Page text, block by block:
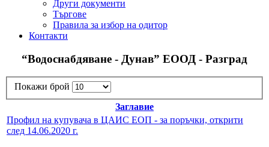
Други документи
Търгове
Правила за избор на одитор
Контакти
“Водоснабдяване - Дунав” ЕООД - Разград
Покажи брой
Заглавие
Профил на купувача в ЦАИС ЕОП - за поръчки, открити
след 14.06.2020 г.